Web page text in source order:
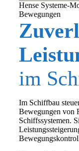
im
Hense Systeme-
Bewegungen
Im Schiffbau
Bewegungen von
Schiffssystemen.